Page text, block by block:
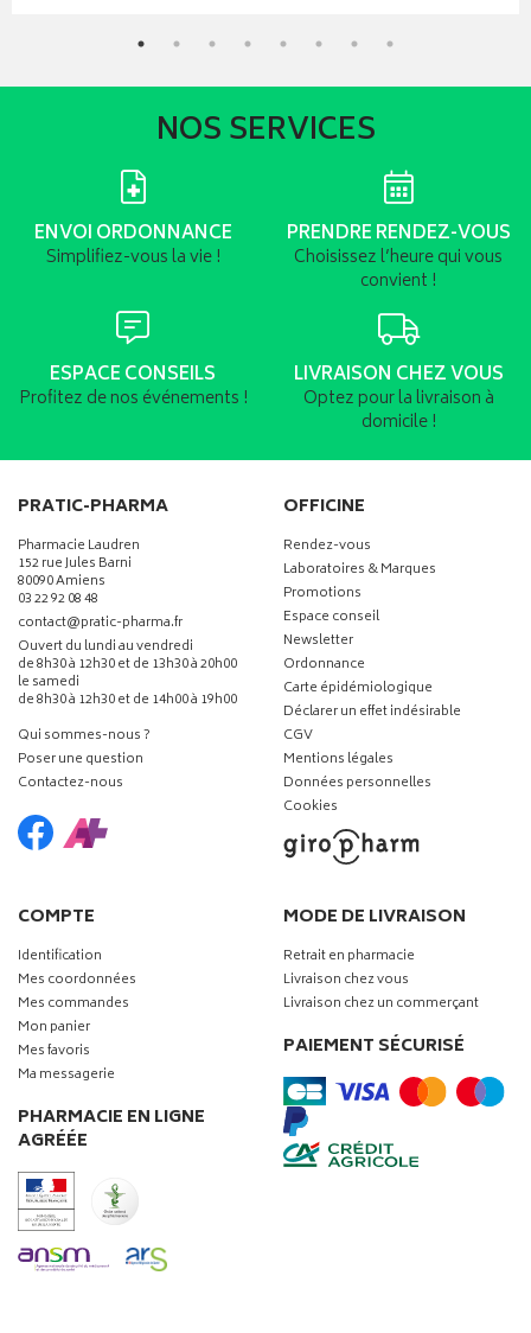
NOS SERVICES
ENVOI ORDONNANCE
Simplifiez-vous la vie !
PRENDRE RENDEZ-VOUS
Choisissez l’heure qui vous
convient !
ESPACE CONSEILS
Profitez de nos événements !
LIVRAISON CHEZ VOUS
Optez pour la livraison à
domicile !
PRATIC-PHARMA
Pharmacie Laudren
152 rue Jules Barni
80090 Amiens
03 22 92 08 48
contact-
@-
pratic-pharma.fr
Ouvert du lundi au vendredi
de 8h30 à 12h30 et de 13h30 à 20h00
le samedi
de 8h30 à 12h30 et de 14h00 à 19h00
Qui sommes-nous ?
Poser une question
Contactez-nous
OFFICINE
Rendez-vous
Laboratoires & Marques
Promotions
Espace conseil
Newsletter
Ordonnance
Carte épidémiologique
Déclarer un effet indésirable
CGV
Mentions légales
Données personnelles
Cookies
COMPTE
Identification
Mes coordonnées
Mes commandes
Mon panier
Mes favoris
Ma messagerie
PHARMACIE EN LIGNE
AGRÉÉE
MODE DE LIVRAISON
Retrait en pharmacie
Livraison chez vous
Livraison chez un commerçant
PAIEMENT SÉCURISÉ